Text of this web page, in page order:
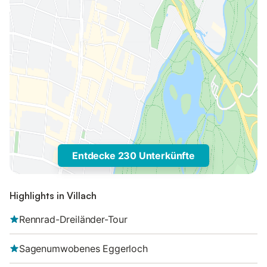
Entdecke 230 Unterkünfte
Highlights in Villach
Rennrad-Dreiländer-Tour
Sagenumwobenes Eggerloch